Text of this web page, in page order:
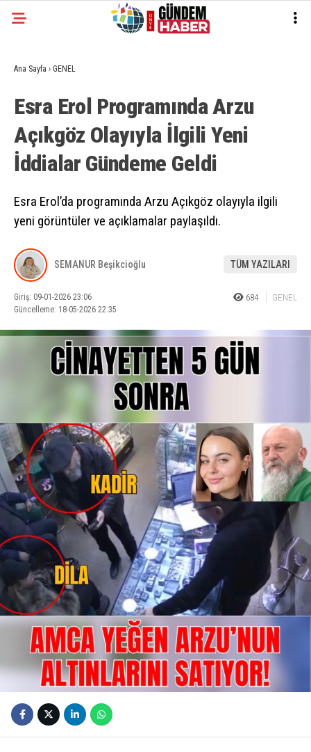
Ana Sayfa › GENEL
Esra Erol Programında Arzu
Açıkgöz Olayıyla İlgili Yeni
İddialar Gündeme Geldi
Esra Erol’da programında Arzu Açıkgöz olayıyla ilgili
yeni görüntüler ve açıklamalar paylaşıldı.
SEMANUR Beşikcioğlu TÜM YAZILARI
Giriş: 09-01-2026 23:06
Güncelleme: 18-05-2026 22:35
684 GENEL